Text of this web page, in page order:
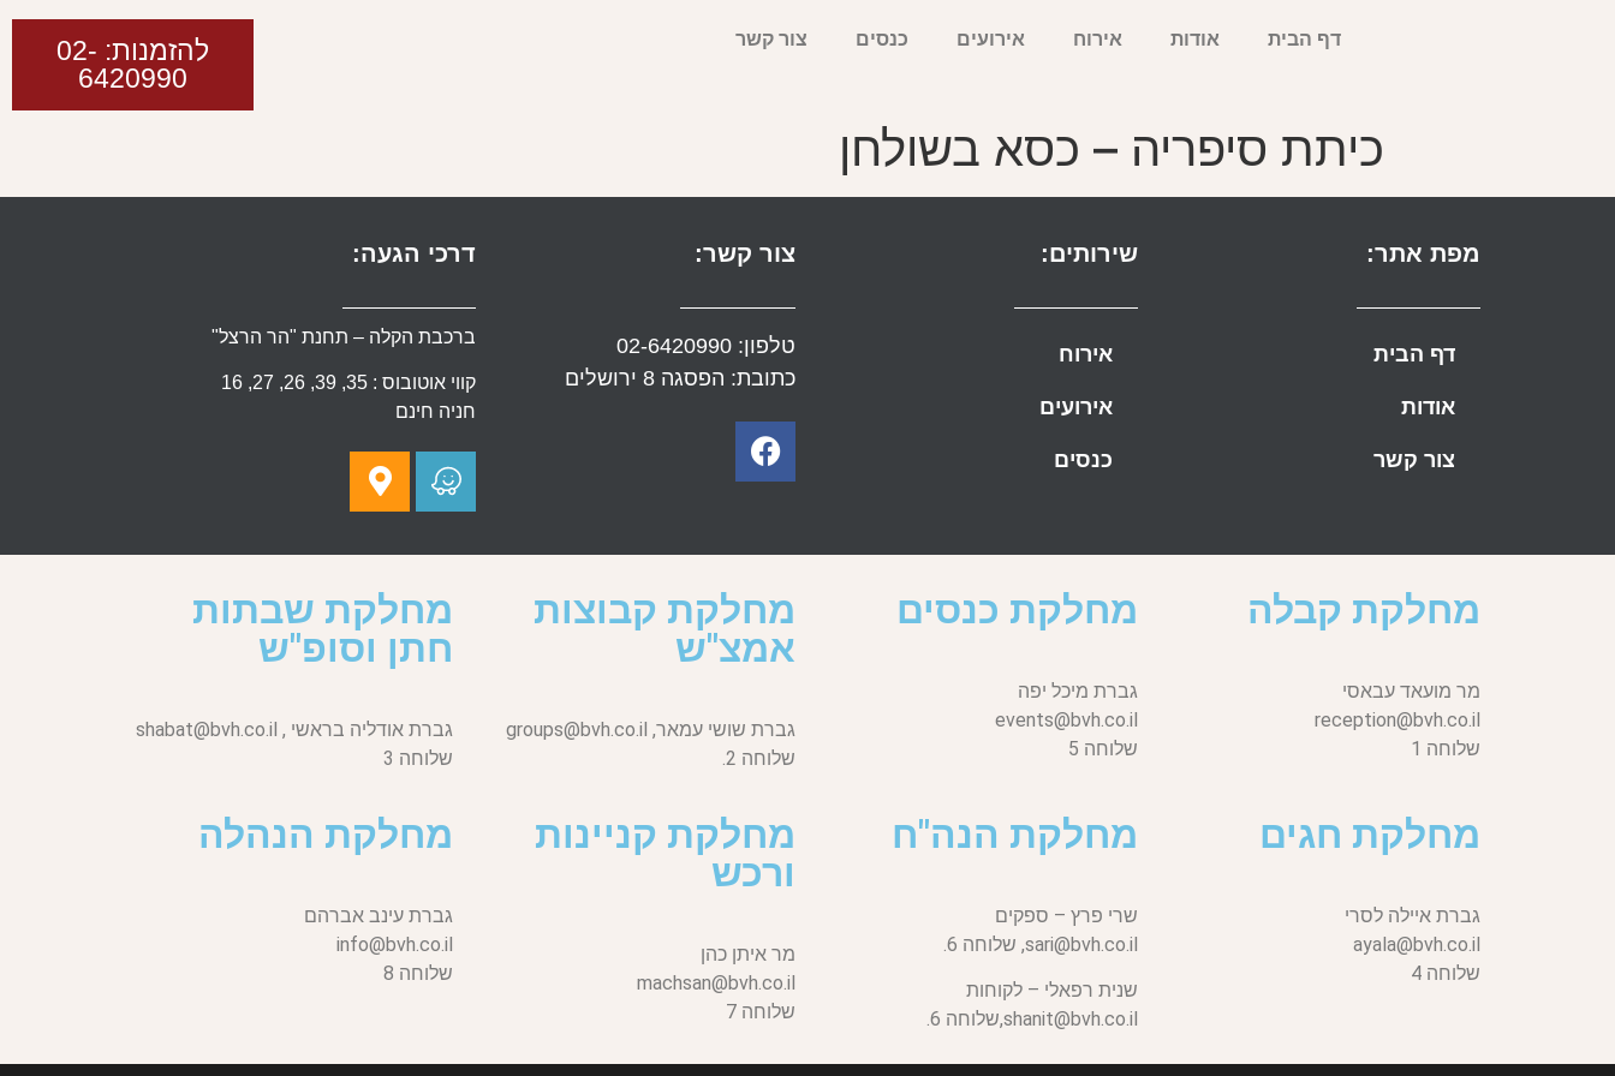
דף הבית אודות אירוח אירועים כנסים צור קשר
להזמנות: 02-
6420990
כיתת סיפריה – כסא בשולחן
מפת אתר:
דף הבית
אודות
צור קשר
שירותים:
אירוח
אירועים
כנסים
צור קשר:
טלפון: 02-6420990
כתובת: הפסגה 8 ירושלים
דרכי הגעה:
ברכבת הקלה – תחנת "הר הרצל"
קווי אוטובוס : 35, 39, 26, 27, 16
חניה חינם
מחלקת קבלה
מר מועאד עבאסי
reception@bvh.co.il
שלוחה 1
מחלקת כנסים
גברת מיכל יפה
events@bvh.co.il
שלוחה 5
מחלקת קבוצות
אמצ"ש
גברת שושי עמאר, groups@bvh.co.il
שלוחה 2.
מחלקת שבתות
חתן וסופ"ש
גברת אודליה בראשי , shabat@bvh.co.il
שלוחה 3
מחלקת חגים
גברת איילה לסרי
ayala@bvh.co.il
שלוחה 4
מחלקת הנה"ח
שרי פרץ – ספקים
sari@bvh.co.il, שלוחה 6.
שנית רפאלי – לקוחות
shanit@bvh.co.il, שלוחה 6.
מחלקת קניינות
ורכש
מר איתן כהן
machsan@bvh.co.il
שלוחה 7
מחלקת הנהלה
גברת עינב אברהם
info@bvh.co.il
שלוחה 8